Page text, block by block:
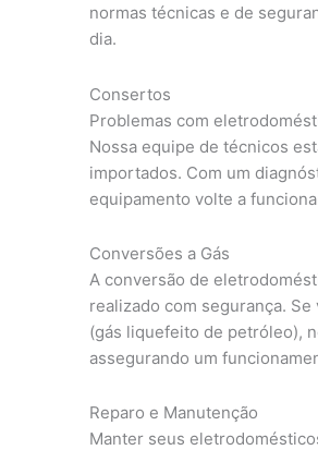
normas técnicas e de
dia.
Consertos
Problemas com
Nossa equipe de técnicos
importados. Com um
equipamento volte a
Conversões a Gás
A conversão de
realizado com segurança.
(gás liquefeito de petróleo),
assegurando um
Reparo e Manutenção
Manter seus